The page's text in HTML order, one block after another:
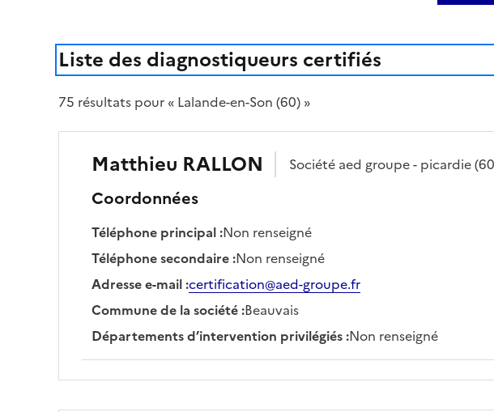
Liste des diagnostiqueurs certifiés
75 résultats pour « Lalande-en-Son (60) »
Matthieu RALLON Société aed groupe - picardie
Coordonnées
Téléphone principal:Non renseigné
Téléphone secondaire:Non renseigné
Adresse e-mail:certification@aed-groupe.fr
Commune de la société:Beauvais
Départements d’intervention privilégiés:Non renseigné